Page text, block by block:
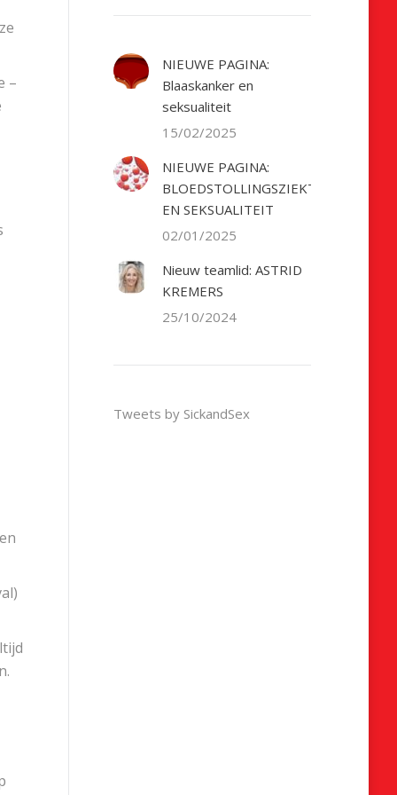
–
NIEUWE PAGINA:
Blaaskanker en
seksualiteit
15/02/2025
NIEUWE PAGINA:
BLOEDSTOLLINGSZIEKTE
EN SEKSUALITEIT
02/01/2025
Nieuw teamlid: ASTRID
KREMERS
25/10/2024
Tweets by SickandSex